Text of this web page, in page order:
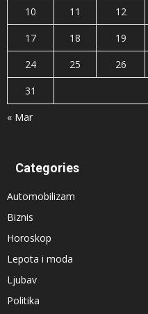
« Mar
10
11 12
17
18 19
24
25 26
31
Categories
Automobilizam
Biznis
Horoskop
Lepota i moda
Ljubav
Politika